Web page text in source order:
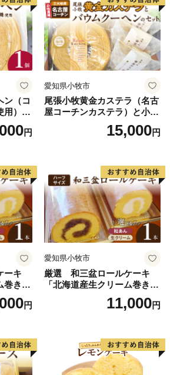
ン（コ
）
クー
バウム
円
愛知県小牧市
尾張小牧黄金カステラ（名古
屋コーチンカステラ）と小牧
山城バウムクーヘン（コーチ
ン卵と和三盆糖使用）のセッ
三盆 小牧銘菓 バウムクーヘ
ン 常温 愛知県 小牧市 アンプ
チベアやぐま
15,000円
ーキ
巻き」
ん巻
ラー）
プチベ
円
愛知県小牧市
厳選 和三盆ロールケーキ
「北海道産生クリーム巻き」
または「北海道産粒あん巻
き」（サイズ：ハーフ） 和
知県 小牧市 アンプチベアや
11,000円